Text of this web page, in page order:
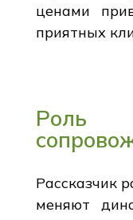
ценами
приятных
Рассказчик
меняют